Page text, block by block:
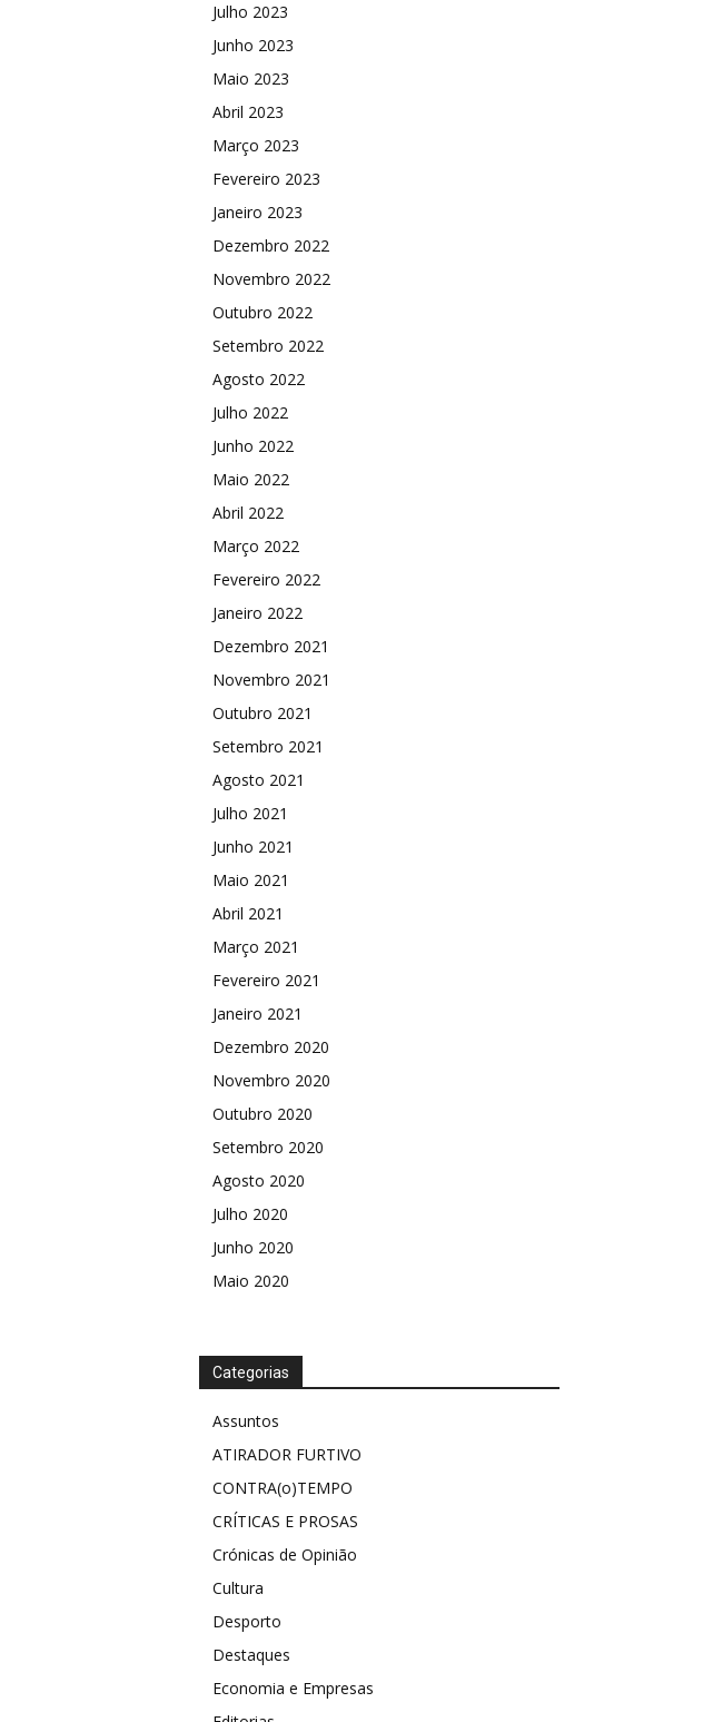
Julho 2023
Junho 2023
Maio 2023
Abril 2023
Março 2023
Fevereiro 2023
Janeiro 2023
Dezembro 2022
Novembro 2022
Outubro 2022
Setembro 2022
Agosto 2022
Julho 2022
Junho 2022
Maio 2022
Abril 2022
Março 2022
Fevereiro 2022
Janeiro 2022
Dezembro 2021
Novembro 2021
Outubro 2021
Setembro 2021
Agosto 2021
Julho 2021
Junho 2021
Maio 2021
Abril 2021
Março 2021
Fevereiro 2021
Janeiro 2021
Dezembro 2020
Novembro 2020
Outubro 2020
Setembro 2020
Agosto 2020
Julho 2020
Junho 2020
Maio 2020
Categorias
Assuntos
ATIRADOR FURTIVO
CONTRA(o)TEMPO
CRÍTICAS E PROSAS
Crónicas de Opinião
Cultura
Desporto
Destaques
Economia e Empresas